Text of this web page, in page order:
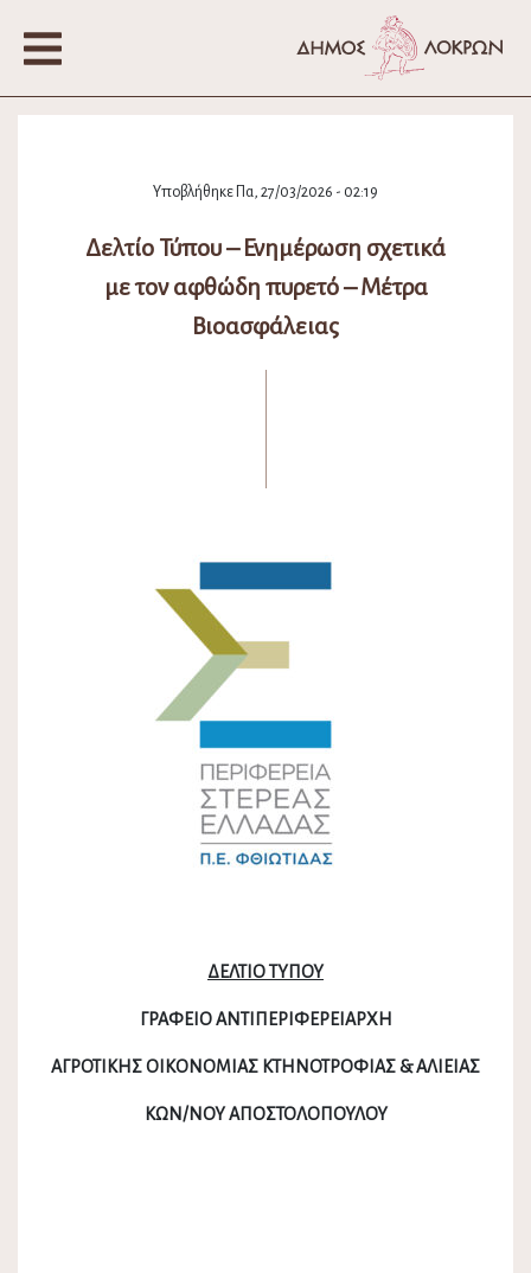
Υποβλήθηκε Πα, 27/03/2026 - 02:19
Δελτίο Τύπου – Ενημέρωση σχετικά
με τον αφθώδη πυρετό – Μέτρα
Βιοασφάλειας
ΔΕΛΤΙΟ ΤΥΠΟΥ
ΓΡΑΦΕΙΟ ΑΝΤΙΠΕΡΙΦΕΡΕΙΑΡΧΗ
ΑΓΡΟΤΙΚΗΣ ΟΙΚΟΝΟΜΙΑΣ ΚΤΗΝΟΤΡΟΦΙΑΣ & ΑΛΙΕΙΑΣ
ΚΩΝ/ΝΟΥ ΑΠΟΣΤΟΛΟΠΟΥΛΟΥ